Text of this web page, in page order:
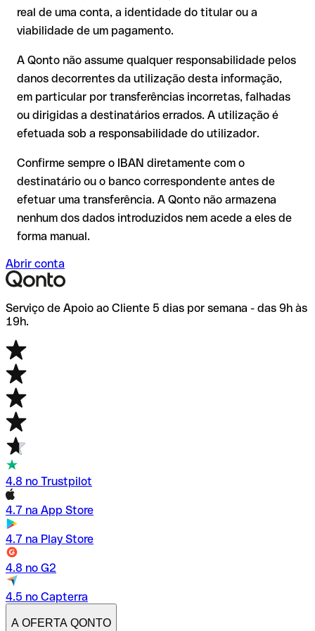
por escrito, especialmente em novas relações comerciais ou
com montantes elevados. A existência de uma conta só pode
ser verificada pelo próprio Danske Bank A/S ou através de
uma transferência de teste.
A devolução não está garantida, especialmente se o
destinatário já tiver utilizado o dinheiro
recuperação é consideravelmente mais complexa e implica
comissões adicionais.
Recomendação
: verifique cada IBAN antes de efetuar uma
transferência com o nosso IBAN Checker gratuito e, em caso
de dúvida, confirme-o diretamente com o destinatário. Esta
precaução é especialmente importante com montantes
elevados ou em novas relações comerciais.
real de uma conta, a identidade do titular ou a
viabilidade de um pagamento.
A Qonto não assume qualquer responsabilidade pelos
danos decorrentes da utilização desta informação,
em particular por transferências incorretas, falhadas
ou dirigidas a destinatários errados. A utilização é
efetuada sob a responsabilidade do utilizador.
Confirme sempre o IBAN diretamente com o
destinatário ou o banco correspondente antes de
efetuar uma transferência. A Qonto não armazena
nenhum dos dados introduzidos nem acede a eles de
forma manual.
Abrir conta
Serviço de Apoio ao Cliente 5 dias por semana - das 9h às
19h.
4.8 no Trustpilot
4.7 na App Store
4.7 na Play Store
4.8 no G2
4.5 no Capterra
A OFERTA QONTO